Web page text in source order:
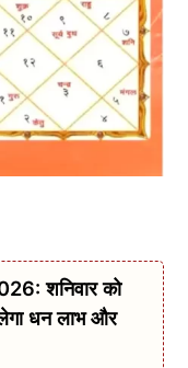
शनिवार को
धन लाभ और